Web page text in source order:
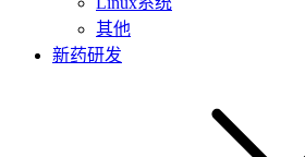
其他
新药研发